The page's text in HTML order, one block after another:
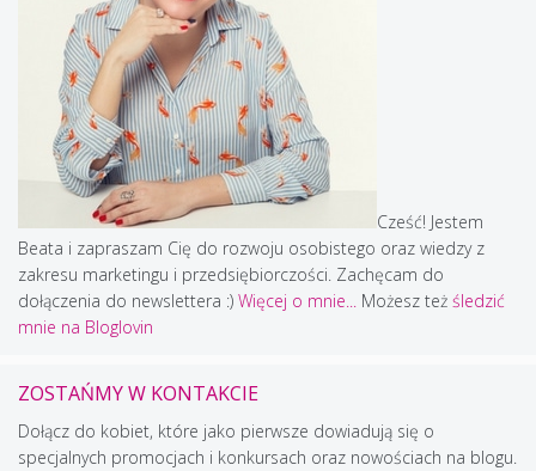
Cześć! Jestem
Beata i zapraszam Cię do rozwoju osobistego oraz wiedzy z
zakresu marketingu i przedsiębiorczości. Zachęcam do
dołączenia do newslettera :) Więcej o mnie... Możesz też śledzić
mnie na Bloglovin
ZOSTAŃMY W KONTAKCIE
Dołącz do kobiet, które jako pierwsze dowiadują się o
specjalnych promocjach i konkursach oraz nowościach na blogu.